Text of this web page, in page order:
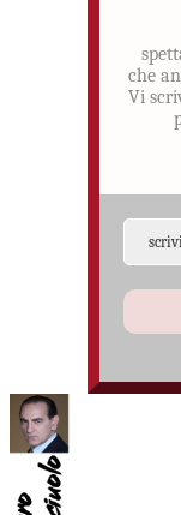
che
Vi